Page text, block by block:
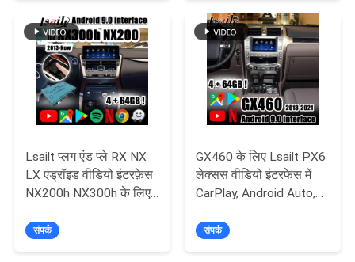
Lsailt प्लग एंड प्ले RX NX
LX एंड्रॉइड वीडियो इंटरफ़ेस
NX200h NX300h के लिए
माउस द्वारा नियंत्रण
संपर्क
GX460 के लिए Lsailt PX6
लेक्सस वीडियो इंटरफेस में
CarPlay, Android Auto,
4+64GB शामिल है
संपर्क